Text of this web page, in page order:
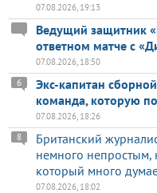
07.08.2026, 19:13
Ведущий защитник
ответном матче с
07.08.2026, 18:50
Экс-капитан
команда, которую
6
07.08.2026, 18:26
Британский
немного
который много
8
07.08.2026, 18:02